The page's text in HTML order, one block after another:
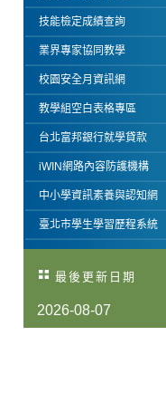
技能檢定成績查詢
業界專家協同教學
校園安全月資訊網
教學組空白表格專區
台北富邦銀行就學貸款
iWIN網路內容防護機構
中小學資訊素養與認知網
臺北市學生學習歷程系統
最後更新日期
2026-08-07